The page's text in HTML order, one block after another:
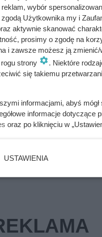
Szczerbcu nie trzyma się
uciec przed starszą o 30
wybór
zgodą Użytkownika my i
aktywnie skanować
prosimy o zgodę na
i zawsze możesz ją
strony
. Niektóre
się takiemu
informacjami, abyś
informacje dotyczące
oraz po kliknięciu w
USTAWIENIA